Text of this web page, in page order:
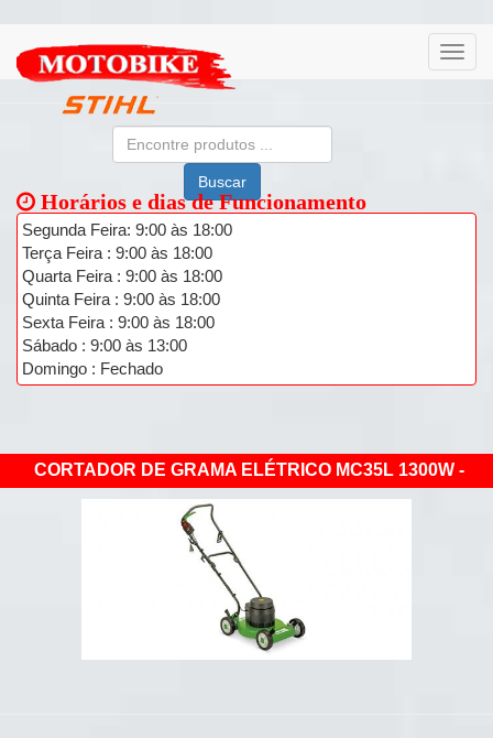
Buscar
Horários e dias de Funcionamento
Segunda Feira: 9:00 às 18:00
Terça Feira : 9:00 às 18:00
Quarta Feira : 9:00 às 18:00
Quinta Feira : 9:00 às 18:00
Sexta Feira : 9:00 às 18:00
Sábado : 9:00 às 13:00
Domingo : Fechado
CORTADOR DE GRAMA ELÉTRICO MC35L 1300W -